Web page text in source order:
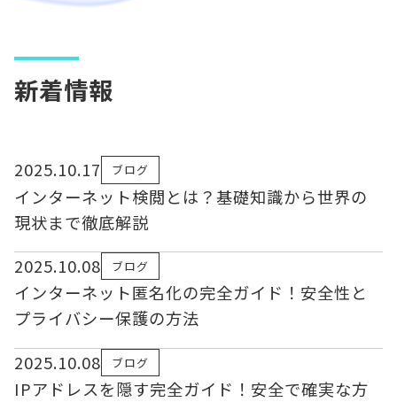
新着情報
2025.10.17 ブログ
インターネット検閲とは？基礎知識から世界の
現状まで徹底解説
2025.10.08
ブログ
インターネット匿名化の完全ガイド！安全性と
プライバシー保護の方法
2025.10.08
ブログ
IPアドレスを隠す完全ガイド！安全で確実な方